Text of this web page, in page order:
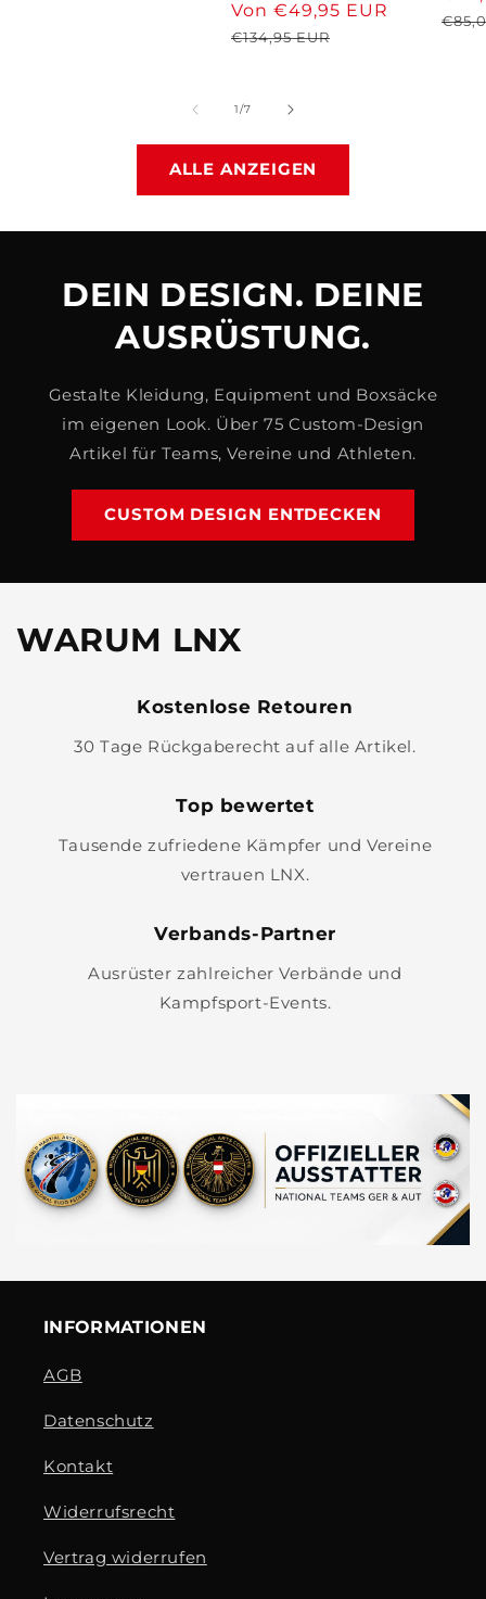
insgesamt
Verkaufspreis
Von €49,95 EUR
€134,95 EUR
1/von
7
ALLE ANZEIGEN
DEIN DESIGN. DEINE
AUSRÜSTUNG.
Gestalte Kleidung, Equipment und Boxsäcke
im eigenen Look. Über 75 Custom-Design
Artikel für Teams, Vereine und Athleten.
CUSTOM DESIGN ENTDECKEN
WARUM LNX
Kostenlose Retouren
30 Tage Rückgaberecht auf alle Artikel.
Top bewertet
Tausende zufriedene Kämpfer und Vereine
vertrauen LNX.
Verbands-Partner
Ausrüster zahlreicher Verbände und
Kampfsport-Events.
INFORMATIONEN
AGB
Datenschutz
Kontakt
Widerrufsrecht
Vertrag widerrufen